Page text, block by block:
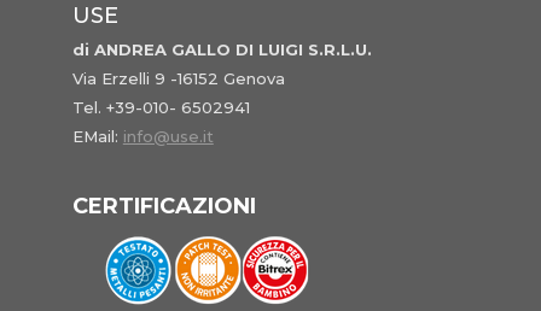
USE
di ANDREA GALLO DI LUIGI S.R.L.U.
Via Erzelli 9 -16152 Genova
Tel. +39-010- 6502941
EMail: info@use.it
CERTIFICAZIONI